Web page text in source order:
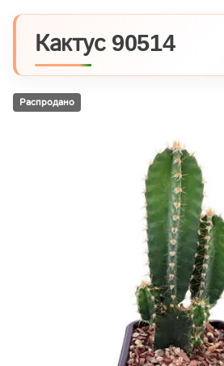
Кактус 90514
Распродано